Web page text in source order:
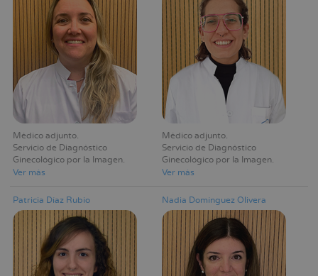
Médico adjunto
Servicio de Diagnóstico
Ginecológico por la Imagen
Ver más
Médico adjunto
Servicio de Diagnóstico
Ginecológico por la Imagen
Ver más
Patricia Díaz Rubio Nadia Domínguez Olivera